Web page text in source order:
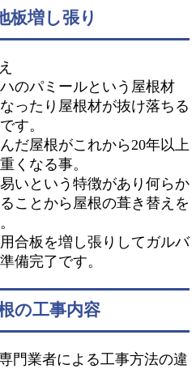
板増し張り
のパミールという屋根材
ったり屋根材が抜け落ちる
す。
だ屋根がこれから20年以上
くなる事。
いという特徴があり何らか
ことから屋根の葺き替えを
合板を増し張りしてガルバ
備完了です。
の工事内容